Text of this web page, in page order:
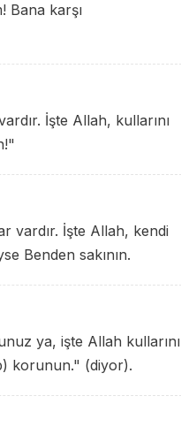
Bana karşı
İşte Allah, kullarını
vardır. İşte Allah, kendi
Benden sakının.
ya, işte Allah kullarını
korunun." (diyor).